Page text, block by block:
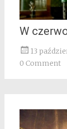
W
13
0 Comment